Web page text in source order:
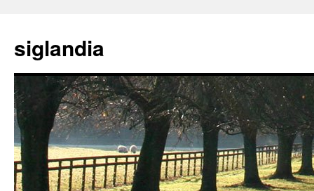
츠
로
뛰
기
siglandia